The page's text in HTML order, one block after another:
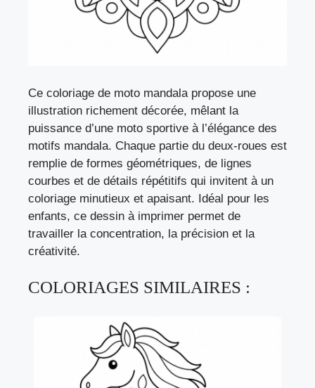
Ce coloriage de moto mandala propose une
illustration richement décorée, mêlant la
puissance d’une moto sportive à l’élégance des
motifs mandala. Chaque partie du deux-roues est
remplie de formes géométriques, de lignes
courbes et de détails répétitifs qui invitent à un
coloriage minutieux et apaisant. Idéal pour les
enfants, ce dessin à imprimer permet de
travailler la concentration, la précision et la
créativité.
COLORIAGES SIMILAIRES :